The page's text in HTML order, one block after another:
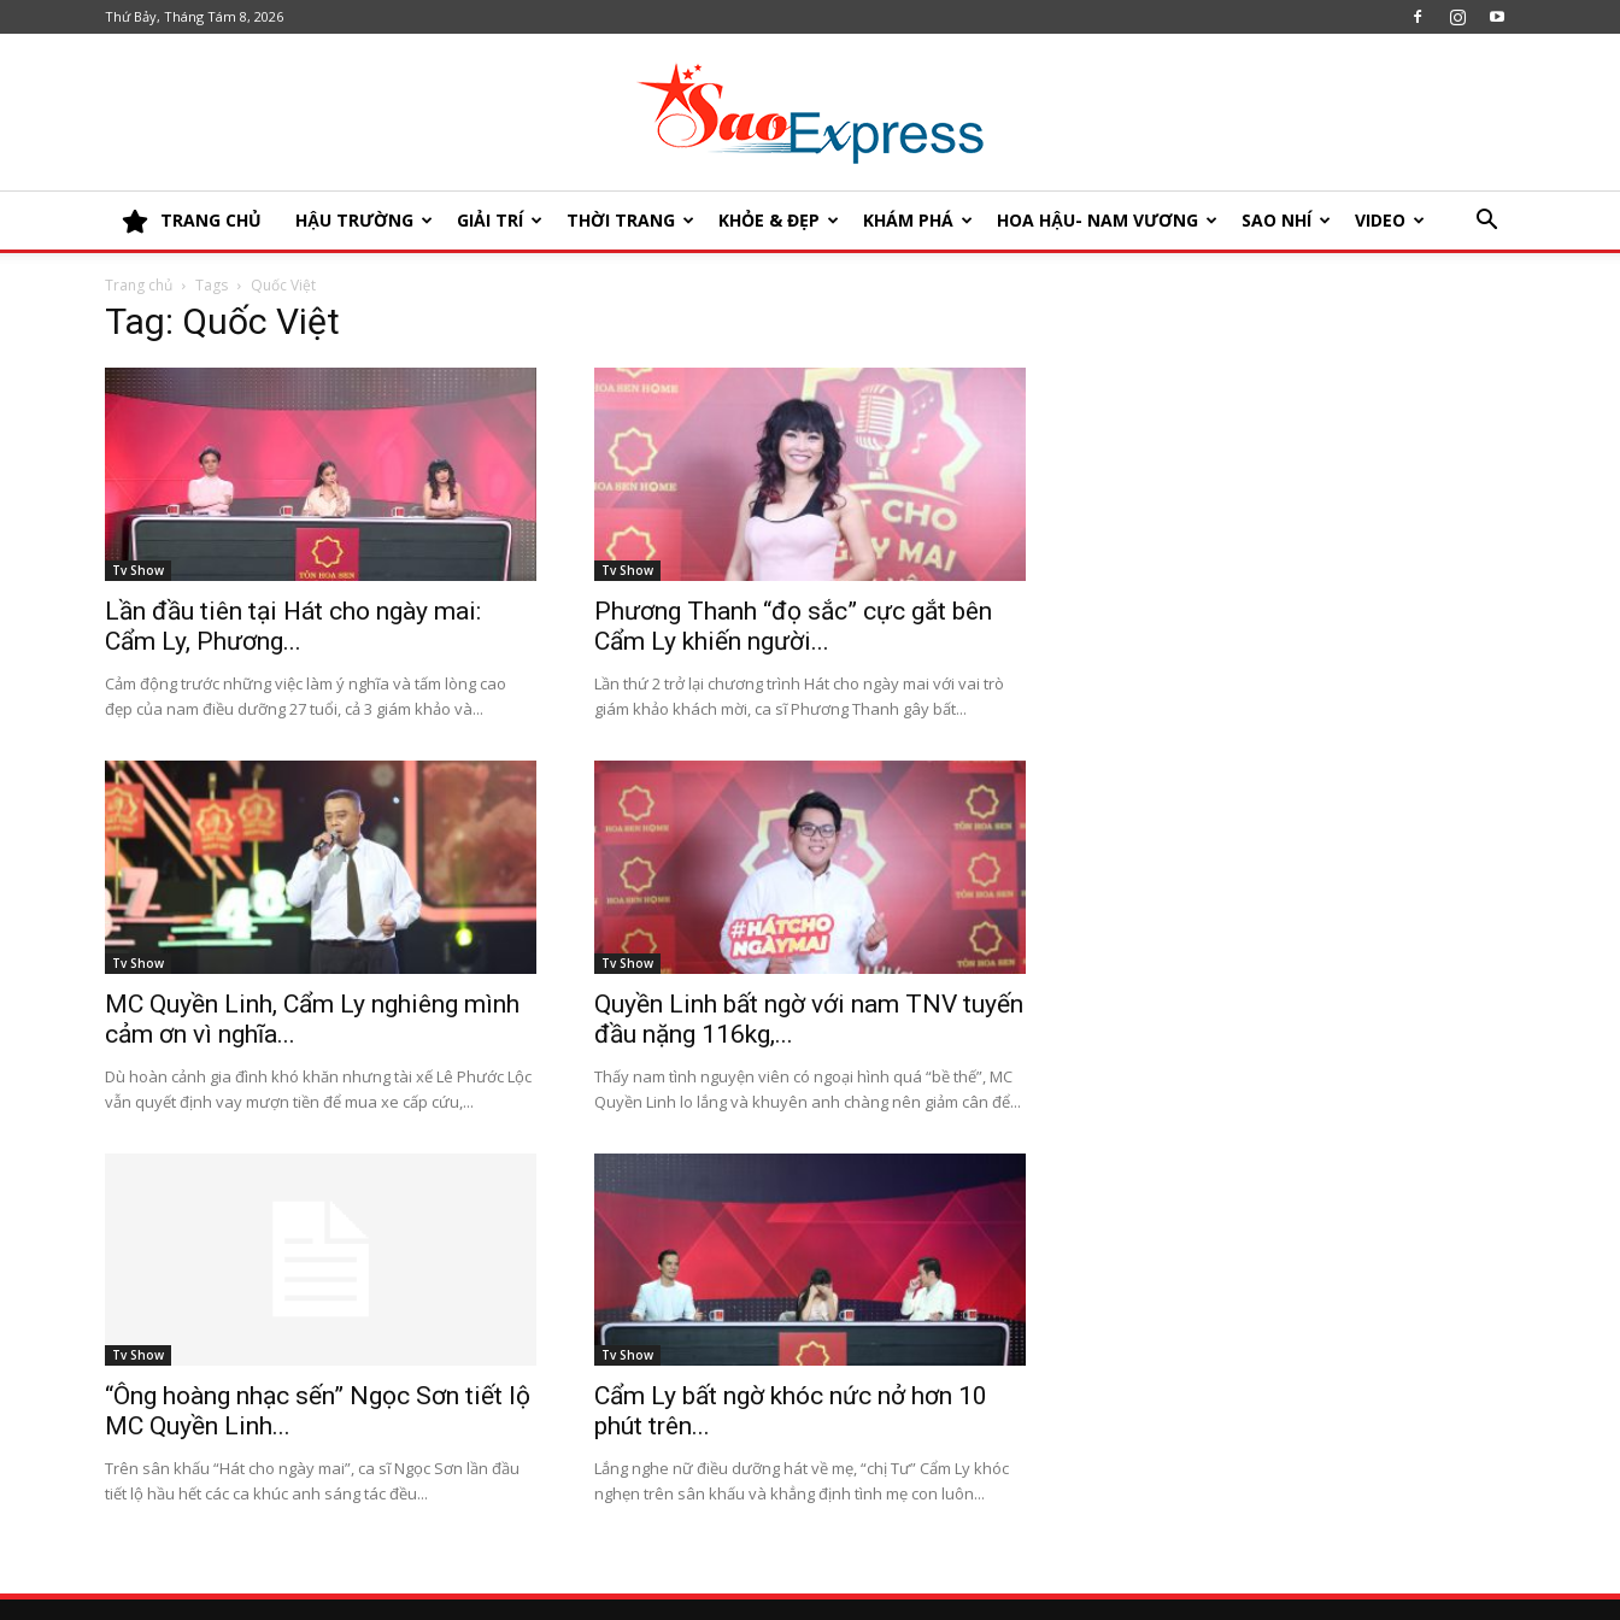
Thứ Bảy, Tháng Tám 8, 2026
SaoExpress
TRANG CHỦ HẬU TRƯỜNG GIẢI TRÍ THỜI TRANG KHỎE & ĐẸP KHÁM PHÁ HOA HẬU- NAM VƯƠNG SAO NHÍ VIDEO
Trang chủ Tags Quốc Việt
Tag: Quốc Việt
Tv Show
Lần đầu tiên tại Hát cho ngày mai:
Cẩm Ly, Phương...
Cảm động trước những việc làm ý nghĩa và tấm lòng cao
đẹp của nam điều dưỡng 27 tuổi, cả 3 giám khảo và...
Tv Show
Phương Thanh “đọ sắc” cực gắt bên
Cẩm Ly khiến người...
Lần thứ 2 trở lại chương trình Hát cho ngày mai với vai trò
giám khảo khách mời, ca sĩ Phương Thanh gây bất...
Tv Show
MC Quyền Linh, Cẩm Ly nghiêng mình
cảm ơn vì nghĩa...
Dù hoàn cảnh gia đình khó khăn nhưng tài xế Lê Phước Lộc
vẫn quyết định vay mượn tiền để mua xe cấp cứu,...
Tv Show
Quyền Linh bất ngờ với nam TNV tuyến
đầu nặng 116kg,...
Thấy nam tình nguyện viên có ngoại hình quá “bề thế”, MC
Quyền Linh lo lắng và khuyên anh chàng nên giảm cân để...
Tv Show
“Ông hoàng nhạc sến” Ngọc Sơn tiết lộ
MC Quyền Linh...
Trên sân khấu “Hát cho ngày mai”, ca sĩ Ngọc Sơn lần đầu
tiết lộ hầu hết các ca khúc anh sáng tác đều...
Tv Show
Cẩm Ly bất ngờ khóc nức nở hơn 10
phút trên...
Lắng nghe nữ điều dưỡng hát về mẹ, “chị Tư” Cẩm Ly khóc
nghẹn trên sân khấu và khẳng định tình mẹ con luôn...